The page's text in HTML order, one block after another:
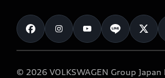
カタログ一覧
車検 / 定期点検
e-tronアフターサポート
クオリティ
保証
メンテナンス
お知らせ
オーナー様向けキャンペーン
© 2026 VOLKSWAGEN Group